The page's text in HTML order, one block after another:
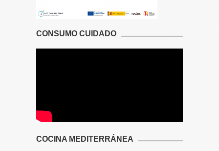
CONSUMO CUIDADO
COCINA MEDITERRÁNEA